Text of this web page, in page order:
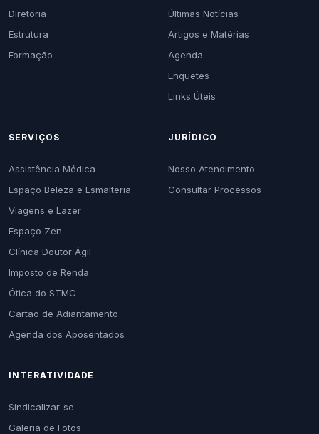
Diretoria
Estrutura
Formação
Últimas Notícias
Artigos e Matérias
Agenda
Enquetes
Links Úteis
SERVIÇOS
Assistência Médica
Espaço Beleza e Esmalteria
Viagens e Lazer
Espaço Zen
Clínica Doutor Ágil
Imposto de Renda
Ótica do STMC
Cartão de Adiantamento
Agenda dos Aposentados
JURÍDICO
Nosso Atendimento
Consultar Processos
INTERATIVIDADE
Sindicalizar-se
Galeria de Fotos